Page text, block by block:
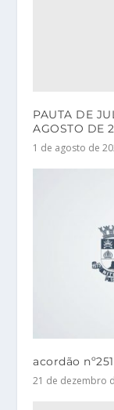
PAUTA DE
AGOSTO DE
1 de agosto de
acordão
21 de dezembro